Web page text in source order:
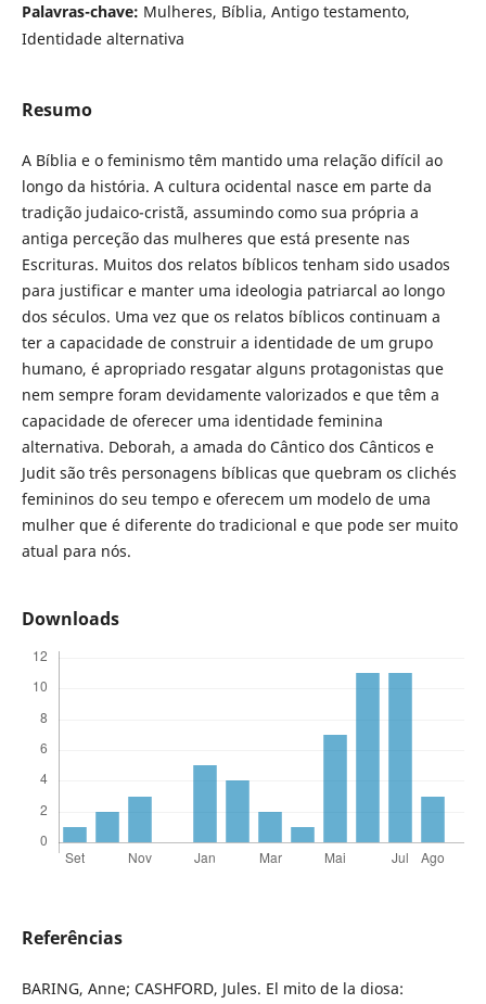
Palavras-chave: Mulheres, Bíblia, Antigo testamento,
Identidade alternativa
Resumo
A Bíblia e o feminismo têm mantido uma relação difícil ao
longo da história. A cultura ocidental nasce em parte da
tradição judaico-cristã, assumindo como sua própria a
antiga perceção das mulheres que está presente nas
Escrituras. Muitos dos relatos bíblicos tenham sido usados
para justificar e manter uma ideologia patriarcal ao longo
dos séculos. Uma vez que os relatos bíblicos continuam a
ter a capacidade de construir a identidade de um grupo
humano, é apropriado resgatar alguns protagonistas que
nem sempre foram devidamente valorizados e que têm a
capacidade de oferecer uma identidade feminina
alternativa. Deborah, a amada do Cântico dos Cânticos e
Judit são três personagens bíblicas que quebram os clichés
femininos do seu tempo e oferecem um modelo de uma
mulher que é diferente do tradicional e que pode ser muito
atual para nós.
Downloads
Referências
BARING, Anne; CASHFORD, Jules. El mito de la diosa: